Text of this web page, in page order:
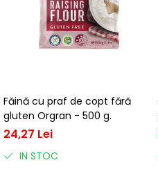
Pinemed - Scutec colectare
Făină cu praf de copt fără
gluten Orgran - 500 g.
24,27 Lei
IN STOC